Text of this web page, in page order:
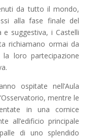
da tutto il mondo,
alla fase finale del
e suggestiva, i Castelli
richiamano ormai da
loro partecipazione
ospitate nell’Aula
mentre le
in una cornice
all’edificio principale
di uno splendido